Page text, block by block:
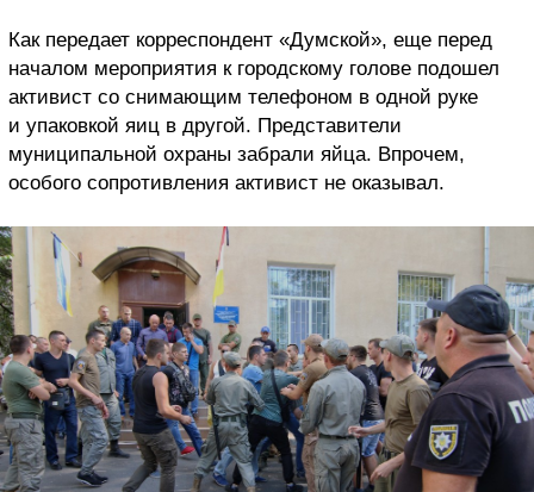
Как передает корреспондент «Думской», еще перед
началом мероприятия к городскому голове подошел
активист со снимающим телефоном в одной руке
и упаковкой яиц в другой. Представители
муниципальной охраны забрали яйца. Впрочем,
особого сопротивления активист не оказывал.